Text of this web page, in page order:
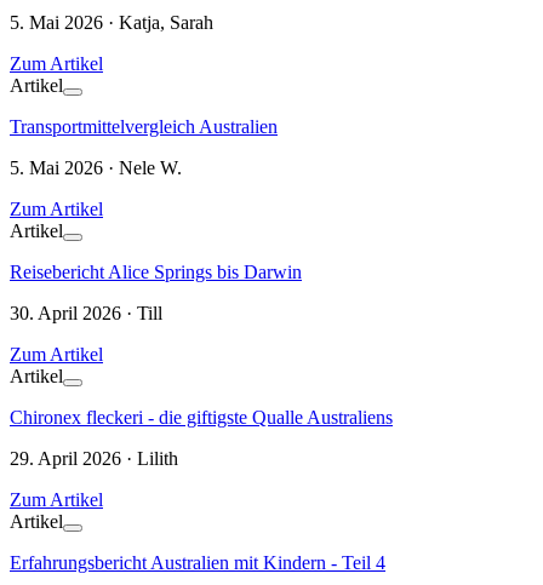
5. Mai 2026 · Katja, Sarah
Zum Artikel
Artikel
Transportmittelvergleich Australien
5. Mai 2026 · Nele W.
Zum Artikel
Artikel
Reisebericht Alice Springs bis Darwin
30. April 2026 · Till
Zum Artikel
Artikel
Chironex fleckeri - die giftigste Qualle Australiens
29. April 2026 · Lilith
Zum Artikel
Artikel
Erfahrungsbericht Australien mit Kindern - Teil 4